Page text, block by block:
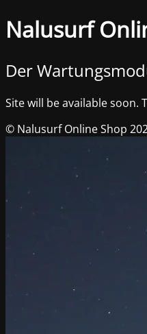
Nalusurf
Der
Site will be available soon.
© Nalusurf Online Shop